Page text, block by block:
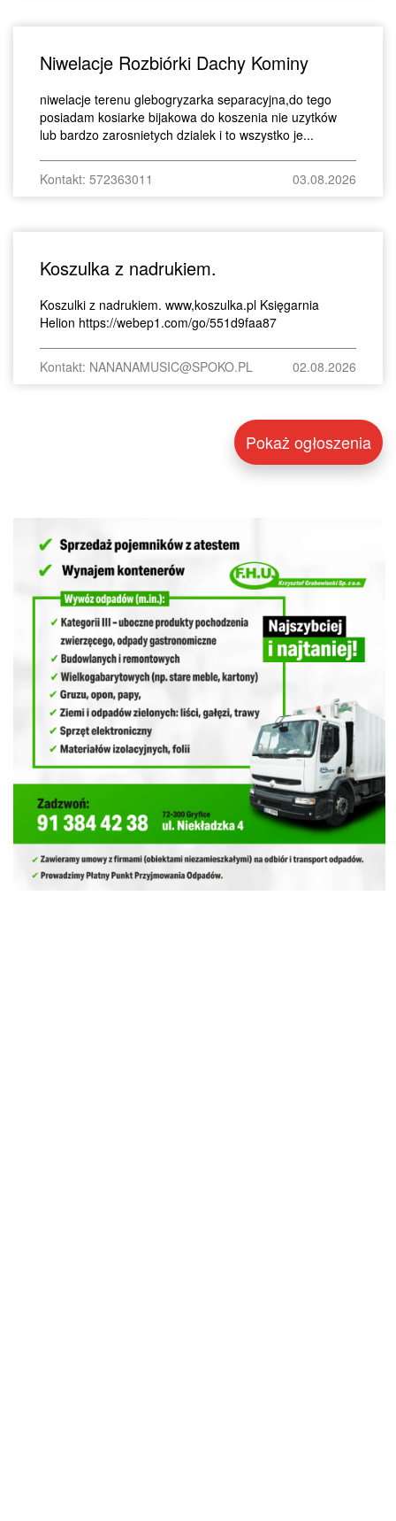
Niwelacje Rozbiórki Dachy Kominy
niwelacje terenu glebogryzarka separacyjna,do tego
posiadam kosiarke bijakowa do koszenia nie uzytków
lub bardzo zarosnietych dzialek i to wszystko je...
Kontakt: 572363011 03.08.2026
Koszulka z nadrukiem.
Koszulki z nadrukiem. www,koszulka.pl Księgarnia
Helion https://webep1.com/go/551d9faa87
Kontakt: NANANAMUSIC@SPOKO.PL 02.08.2026
Pokaż ogłoszenia